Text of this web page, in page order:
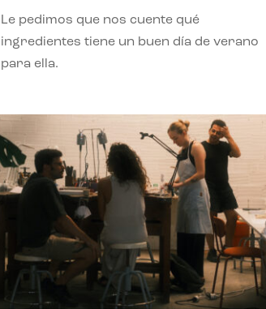
Le pedimos que nos cuente qué
ingredientes tiene un buen día de verano
para ella.